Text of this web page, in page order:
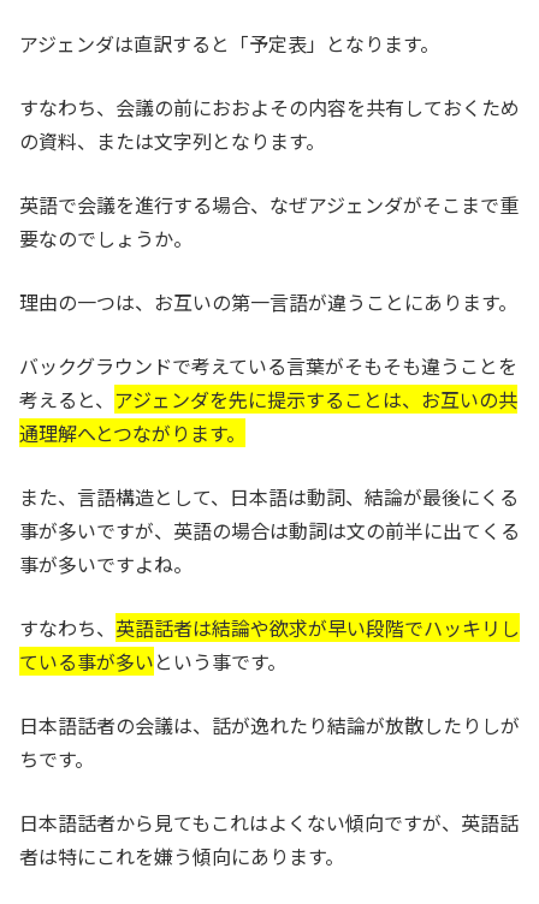
アジェンダは直訳すると「予定表」となります。
すなわち、会議の前におおよその内容を共有しておくため
の資料、または文字列となります。
英語で会議を進行する場合、なぜアジェンダがそこまで重
要なのでしょうか。
理由の一つは、お互いの第一言語が違うことにあります。
バックグラウンドで考えている言葉がそもそも違うことを
考えると、 アジェンダを先に提示することは、お互いの共
通理解へとつながります。
また、言語構造として、日本語は動詞、結論が最後にくる
事が多いですが、英語の場合は動詞は文の前半に出てくる
事が多いですよね。
すなわち、 英語話者は結論や欲求が早い段階でハッキリし
ている事が多いという事です。
日本語話者の会議は、話が逸れたり結論が放散したりしが
ちです。
日本語話者から見てもこれはよくない傾向ですが、英語話
者は特にこれを嫌う傾向にあります。